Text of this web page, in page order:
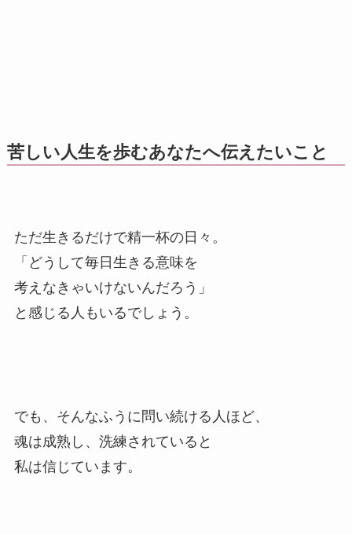
苦しい人生を歩むあなたへ伝えたいこと
ただ生きるだけで精一杯の日々。
「どうして毎日生きる意味を
考えなきゃいけないんだろう」
と感じる人もいるでしょう。
でも、そんなふうに問い続ける人ほど、
魂は成熟し、洗練されていると
私は信じています。